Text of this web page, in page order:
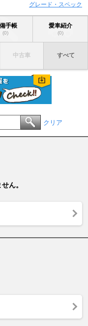
グレード・スペック
手帳
(0)
愛車紹介
(0)
中古車 すべて
クリア
ん。